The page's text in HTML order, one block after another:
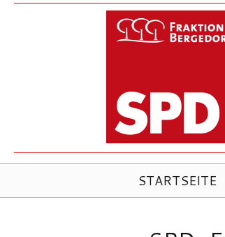
STARTSEITE